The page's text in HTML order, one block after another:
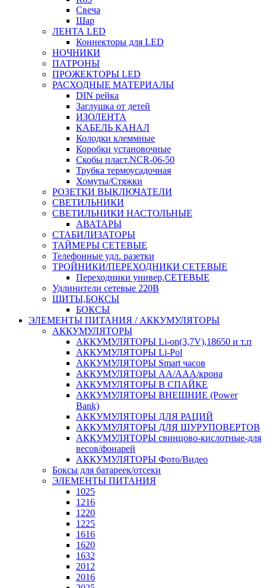
Свеча
Шар
ЛЕНТА LED
Коннекторы для LED
НОЧНИКИ
ПАТРОНЫ
ПРОЖЕКТОРЫ LED
РАСХОДНЫЕ МАТЕРИАЛЫ
DIN рейка
Заглушка от детей
ИЗОЛЕНТА
КАБЕЛЬ КАНАЛ
Колодки клеммные
Коробки установочные
Скобы пласт.NCR-06-50
Трубка термоусадочная
Хомуты/Стяжки
РОЗЕТКИ ВЫКЛЮЧАТЕЛИ
СВЕТИЛЬНИКИ
СВЕТИЛЬНИКИ НАСТОЛЬНЫЕ
АВАТАРЫ
СТАБИЛИЗАТОРЫ
ТАЙМЕРЫ СЕТЕВЫЕ
Телефонные удл. разетки
ТРОЙНИКИ/ПЕРЕХОДНИКИ СЕТЕВЫЕ
Переходники универ,СЕТЕВЫЕ
Удлинители сетевые 220В
ЩИТЫ,БОКСЫ
БОКСЫ
ЭЛЕМЕНТЫ ПИТАНИЯ / АККУМУЛЯТОРЫ
АККУМУЛЯТОРЫ
АККУМУЛЯТОРЫ Li-on(3,7V),18650 и т.п
АККУМУЛЯТОРЫ Li-Pol
АККУМУЛЯТОРЫ Smart часов
АККУМУЛЯТОРЫ АА/ААА/крона
АККУМУЛЯТОРЫ В СПАЙКЕ
АККУМУЛЯТОРЫ ВНЕШНИЕ (Power
Bank)
АККУМУЛЯТОРЫ ДЛЯ РАЦИЙ
АККУМУЛЯТОРЫ ДЛЯ ШУРУПОВЕРТОВ
АККУМУЛЯТОРЫ свинцово-кислотные-для
весов/фонарей
АККУМУЛЯТОРЫ Фото/Видео
Боксы для батареек/отсеки
ЭЛЕМЕНТЫ ПИТАНИЯ
1025
1216
1220
1225
1616
1620
1632
2012
2016